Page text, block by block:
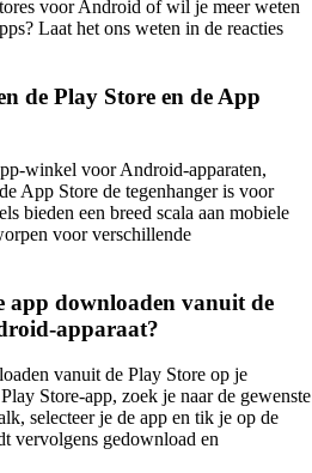
voor Android of wil je meer weten
Laat het ons weten in de reacties
de Play Store en de App
winkel voor Android-apparaten,
App Store de tegenhanger is voor
bieden een breed scala aan mobiele
voor verschillende
app downloaden vanuit de
apparaat?
vanuit de Play Store op je
Store-app, zoek je naar de gewenste
selecteer je de app en tik je op de
vervolgens gedownload en